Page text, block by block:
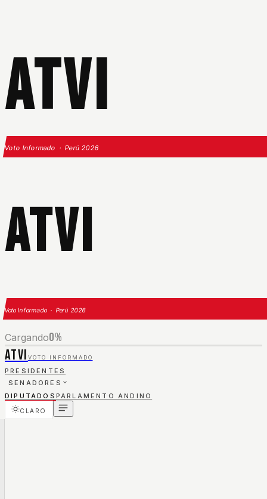
ATVI
Voto Informado · Perú 2026
ATVI
Voto Informado · Perú 2026
Cargando0%
ATVI VOTO INFORMADO
PRESIDENTES
SENADORES
DIPUTADOS PARLAMENTO ANDINO
CLARO